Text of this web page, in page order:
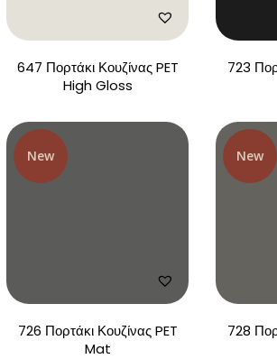
647 Πορτάκι Κουζίνας PET
High Gloss
723
New
726 Πορτάκι Κουζίνας PET
Mat
New
728